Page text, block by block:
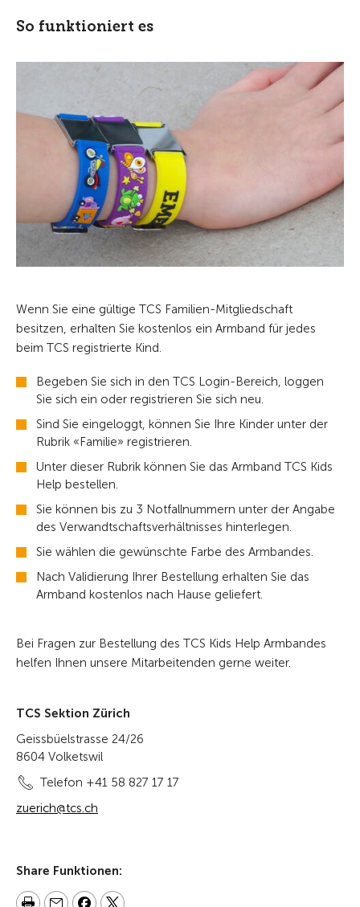
So funktioniert es
Wenn Sie eine gültige TCS Familien-Mitgliedschaft
besitzen, erhalten Sie kostenlos ein Armband für jedes
beim TCS registrierte Kind.
Begeben Sie sich in den TCS Login-Bereich, loggen
Sie sich ein oder registrieren Sie sich neu.
Sind Sie eingeloggt, können Sie Ihre Kinder unter der
Rubrik «Familie» registrieren.
Unter dieser Rubrik können Sie das Armband TCS Kids
Help bestellen.
Sie können bis zu 3 Notfallnummern unter der Angabe
des Verwandtschaftsverhältnisses hinterlegen.
Sie wählen die gewünschte Farbe des Armbandes.
Nach Validierung Ihrer Bestellung erhalten Sie das
Armband kostenlos nach Hause geliefert.
Bei Fragen zur Bestellung des TCS Kids Help Armbandes
helfen Ihnen unsere Mitarbeitenden gerne weiter.
TCS Sektion Zürich
Geissbüelstrasse 24/26
8604 Volketswil
Telefon +41 58 827 17 17
zuerich@tcs.ch
Share Funktionen: